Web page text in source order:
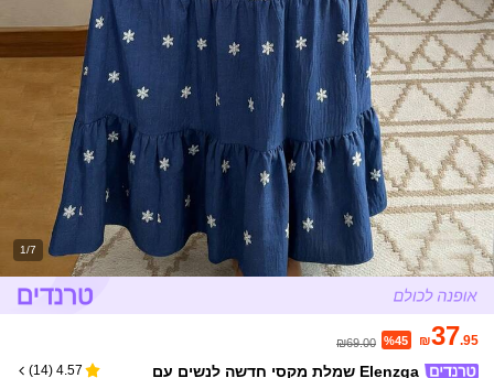
1/7
₪37.95
%45
₪69.00
Elenzga שמלת מקסי חדשה לנשים עם
4.57
(
14
)